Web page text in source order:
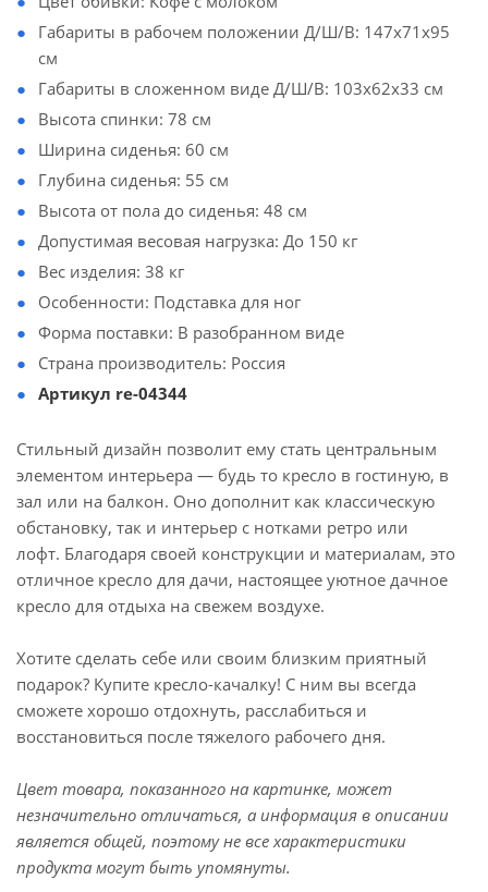
Габариты в рабочем положении Д/Ш/В: 147х71х95
см
Габариты в сложенном виде Д/Ш/В: 103х62х33 см
Высота спинки: 78 см
Ширина сиденья: 60 см
Глубина сиденья: 55 см
Высота от пола до сиденья: 48 см
Допустимая весовая нагрузка: До 150 кг
Вес изделия: 38 кг
Особенности: Подставка для ног
Форма поставки: В разобранном виде
Страна производитель: Россия
Артикул re-04344
Стильный дизайн позволит ему стать центральным
элементом интерьера — будь то кресло в гостиную, в
зал или на балкон. Оно дополнит как классическую
обстановку, так и интерьер с нотками ретро или
лофт. Благодаря своей конструкции и материалам, это
отличное кресло для дачи, настоящее уютное дачное
кресло для отдыха на свежем воздухе.
Хотите сделать себе или своим близким приятный
подарок? Купите кресло-качалку! С ним вы всегда
сможете хорошо отдохнуть, расслабиться и
восстановиться после тяжелого рабочего дня.
Цвет товара, показанного на картинке, может
незначительно отличаться, а информация в описании
является общей, поэтому не все характеристики
продукта могут быть упомянуты.